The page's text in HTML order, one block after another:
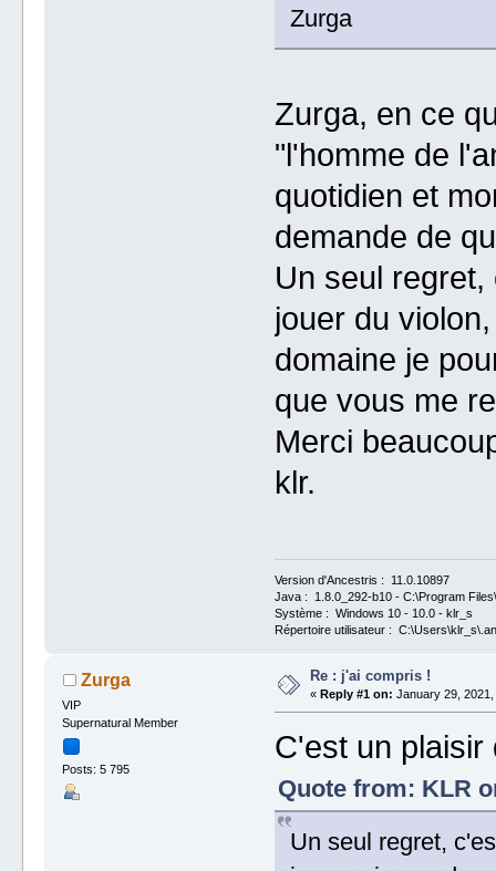
Zurga
Zurga, en ce
"l'homme de
quotidien et
demande de
Un seul
jouer du
domaine je
que vous me
Merci
klr.
Version d'Ancestris : 11.0.10897
Java : 1.8.0_292-b10 - C:\Program
Système : Windows 10 - 10.0 - klr_s
Répertoire utilisateur :
Zurga
VIP
Supernatural Member
Posts: 5 795
Re : j'ai compris !
« Reply #1 on: January 29,
C'est un plaisir
Quote from: KLR
Un seul regret,